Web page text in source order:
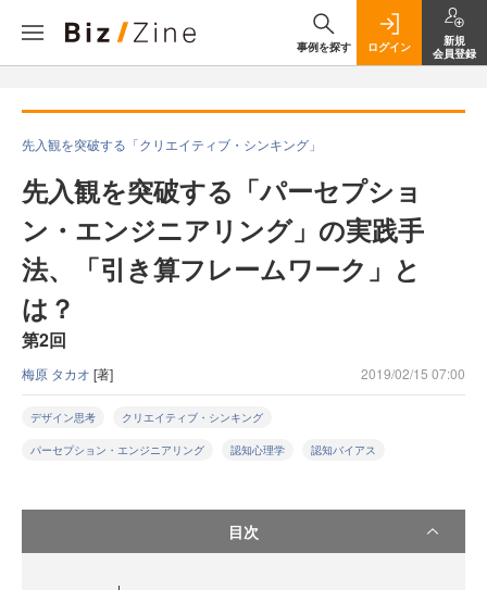
事例を探す ログイン
新規
会員登録
先入観を突破する「クリエイティブ・シンキング」
先入観を突破する「パーセプショ
ン・エンジニアリング」の実践手
法、「引き算フレームワーク」と
は？
第2回
梅原 タカオ [著] 2019/02/15 07:00
デザイン思考 クリエイティブ・シンキング
パーセプション・エンジニアリング 認知心理学 認知バイアス
目次